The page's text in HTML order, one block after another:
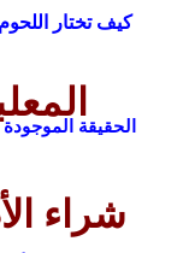
كيف تختار
الحقيقة
شراء